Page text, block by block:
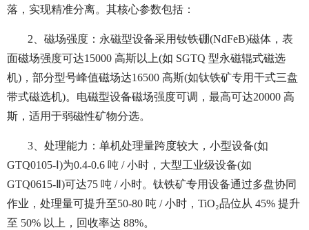
落，实现精准分离。其核心参数包括：
2、磁场强度：永磁型设备采用钕铁硼(NdFeB)磁体，表
面磁场强度可达15000 高斯以上(如 SGTQ 型永磁辊式磁选
机)，部分型号峰值磁场达16500 高斯(如钛铁矿专用干式三盘
带式磁选机)。电磁型设备磁场强度可调，最高可达20000 高
斯，适用于弱磁性矿物分选。
3、处理能力：单机处理量跨度较大，小型设备(如
GTQ0105-Ⅰ)为0.4-0.6 吨 / 小时，大型工业级设备(如
GTQ0615-Ⅱ)可达75 吨 / 小时。钛铁矿专用设备通过多盘协同
作业，处理量可提升至50-80 吨 / 小时，TiO₂品位从 45% 提升
至 50% 以上，回收率达 88%。